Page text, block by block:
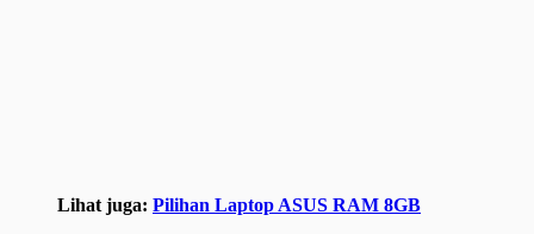
Lihat juga: Pilihan Laptop ASUS RAM 8GB